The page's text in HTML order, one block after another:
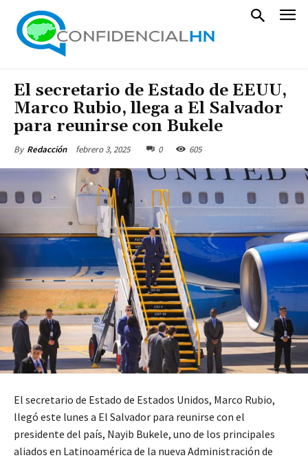
El secretario de Estado de EEUU,
Marco Rubio, llega a El Salvador
para reunirse con Bukele
By Redacción febrero 3, 2025 0 605
El secretario de Estado de Estados Unidos, Marco Rubio,
llegó este lunes a El Salvador para reunirse con el
presidente del país, Nayib Bukele, uno de los principales
aliados en Latinoamérica de la nueva Administración de